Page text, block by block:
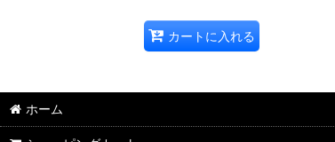
カートに入れる
ホーム